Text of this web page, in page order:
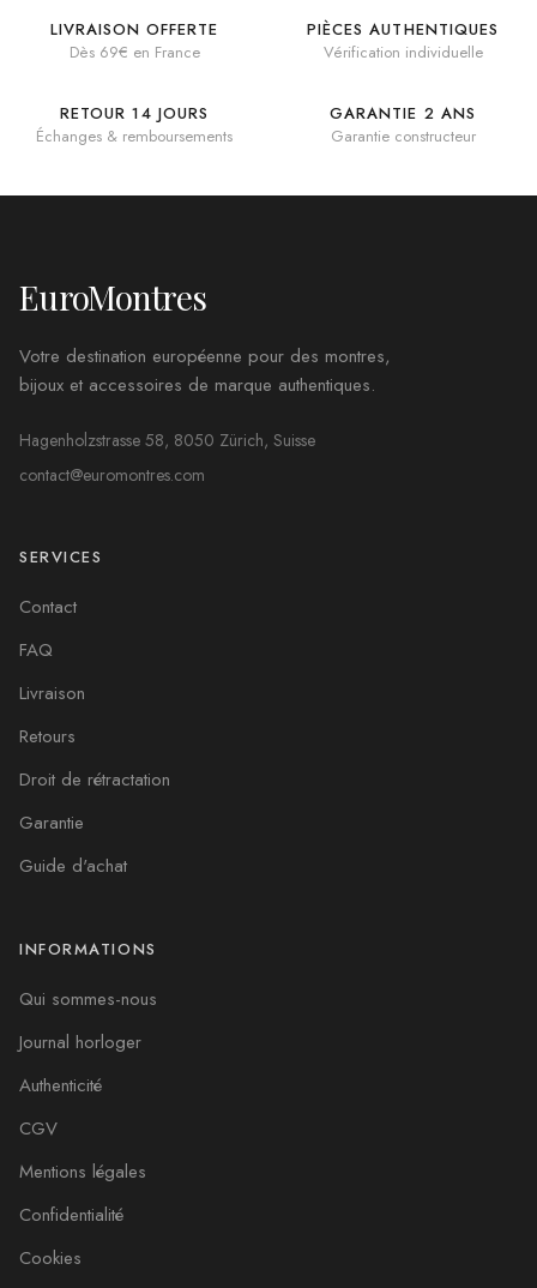
LIVRAISON OFFERTE
Dès 69€ en France
PIÈCES AUTHENTIQUES
Vérification individuelle
RETOUR 14 JOURS
Échanges & remboursements
GARANTIE 2 ANS
Garantie constructeur
EuroMontres
Votre destination européenne pour des montres,
bijoux et accessoires de marque authentiques.
Hagenholzstrasse 58, 8050 Zürich, Suisse
contact@euromontres.com
SERVICES
Contact
FAQ
Livraison
Retours
Droit de rétractation
Garantie
Guide d'achat
INFORMATIONS
Qui sommes-nous
Journal horloger
Authenticité
CGV
Mentions légales
Confidentialité
Cookies